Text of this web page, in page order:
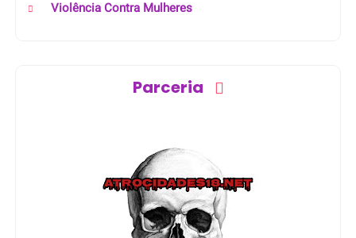
Violência Contra Mulheres
Parceria